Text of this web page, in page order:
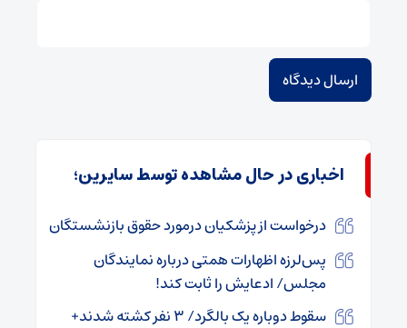
اخباری در حال مشاهده توسط سایرین؛
درخواست از پزشکیان درمورد حقوق بازنشستگان
پس‌لرزه‌ اظهارات همتی درباره نمایندگان
مجلس/ ادعایش را ثابت کند!
سقوط دوباره یک بالگرد/ ۳ نفر کشته شدند+